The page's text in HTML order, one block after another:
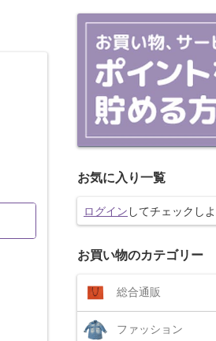
お買い物・サ
お気に入り一覧
ログイン してチェックし
お買い物のカテゴリー
総合通販
ファッション